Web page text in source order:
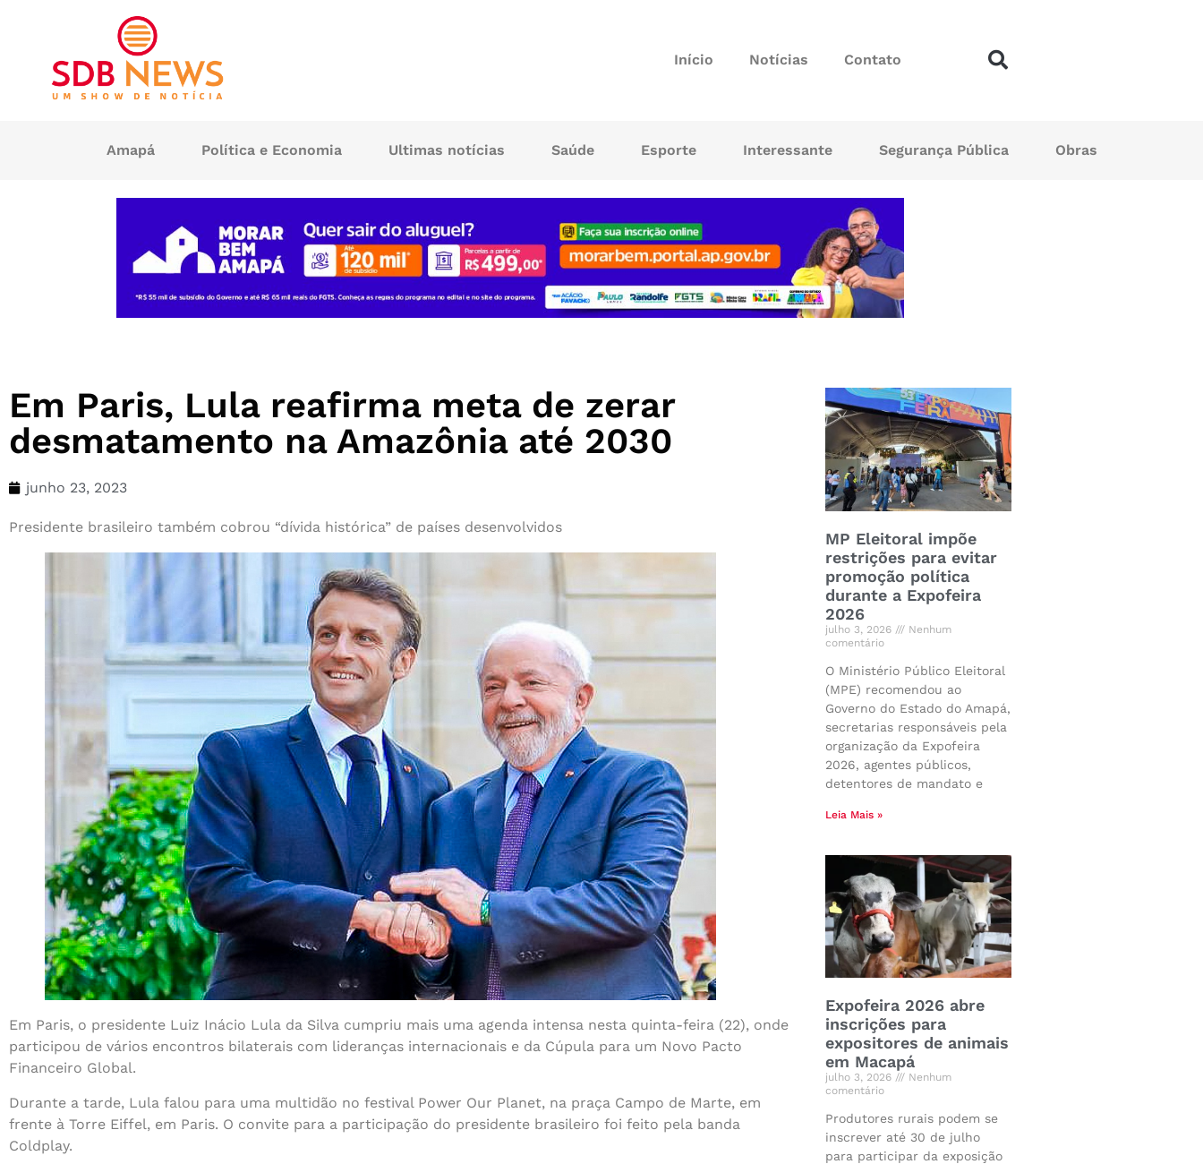
Início Notícias Contato
Amapá Política e Economia Ultimas notícias Saúde Esporte Interessante Segurança Pública Obras
Em Paris, Lula reafirma meta de zerar
desmatamento na Amazônia até 2030
junho 23, 2023
Presidente brasileiro também cobrou “dívida histórica” de países desenvolvidos
Em Paris, o presidente Luiz Inácio Lula da Silva cumpriu mais uma agenda intensa nesta quinta-feira (22), onde
participou de vários encontros bilaterais com lideranças internacionais e da Cúpula para um Novo Pacto
Financeiro Global.
Durante a tarde, Lula falou para uma multidão no festival Power Our Planet, na praça Campo de Marte, em
frente à Torre Eiffel, em Paris. O convite para a participação do presidente brasileiro foi feito pela banda
Coldplay.
MP Eleitoral impõe
restrições para evitar
promoção política
durante a Expofeira
2026
julho 3, 2026
Nenhum
comentário
O Ministério Público Eleitoral
(MPE) recomendou ao
Governo do Estado do Amapá,
secretarias responsáveis pela
organização da Expofeira
2026, agentes públicos,
detentores de mandato e
Leia Mais »
Expofeira 2026 abre
inscrições para
expositores de animais
em Macapá
julho 3, 2026
Nenhum
comentário
Produtores rurais podem se
inscrever até 30 de julho
para participar da exposição